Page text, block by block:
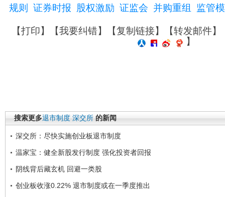
规则
证券时报 股权激励 证监会 并购重组 监管
【打印】【我要纠错】【复制链接】【转发邮件】
】
搜索更多退市制度 深交所 的新闻
深交所：尽快实施创业板退市制度
温家宝：健全新股发行制度 强化投资者回报
阴线背后藏玄机 回避一类股
创业板收涨0.22% 退市制度或在一季度推出